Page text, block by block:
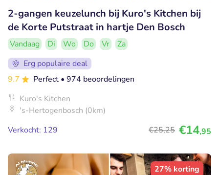
2-gangen keuzelunch bij Kuro's Kitchen bij
de Korte Putstraat in hartje Den Bosch
Vandaag Di Wo Do Vr
Za
Erg populaire deal
9.7
Perfect • 974 beoordelingen
Kuro's Kitchen
's-Hertogenbosch (0km)
Verkocht: 129
€25,25 €14,95
27% korting